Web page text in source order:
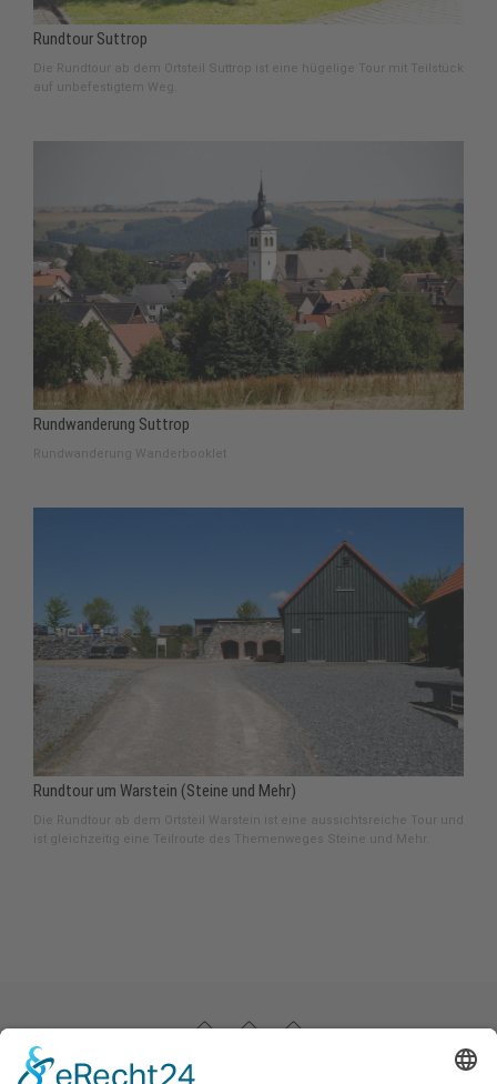
Rundtour Suttrop
Die Rundtour ab dem Ortsteil Suttrop ist eine hügelige Tour mit Teilstück
auf unbefestigtem Weg.
Rundwanderung Suttrop
Rundwanderung Wanderbooklet
Rundtour um Warstein (Steine und Mehr)
Die Rundtour ab dem Ortsteil Warstein ist eine aussichtsreiche Tour und
ist gleichzeitig eine Teilroute des Themenweges Steine und Mehr.